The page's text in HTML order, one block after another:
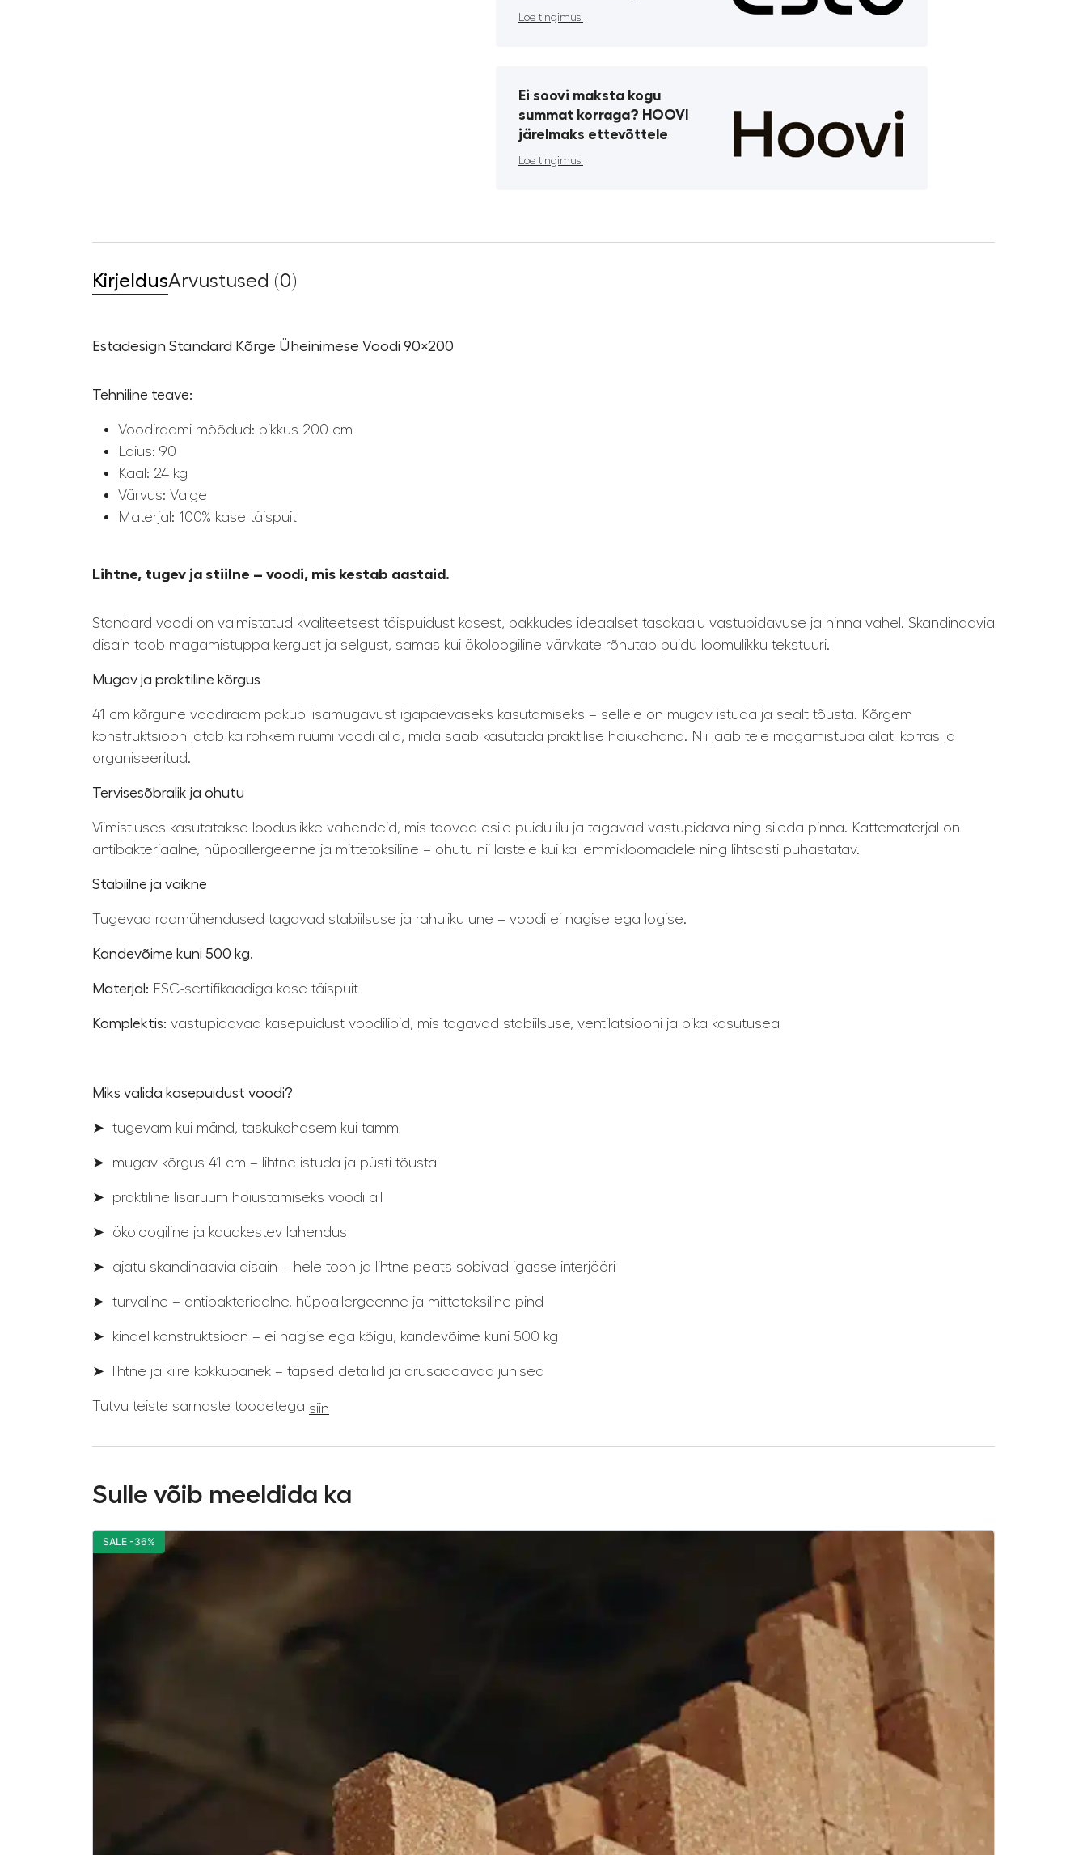
Loe tingimusi
Ei soovi maksta kogu
summat korraga? HOOVI
järelmaks ettevõttele
Loe tingimusi
KirjeldusArvustused (0)
Estadesign Standard Kõrge Üheinimese Voodi 90×200
Tehniline teave:
Voodiraami mõõdud: pikkus 200 cm
Laius: 90
Kaal: 24 kg
Värvus: Valge
Materjal: 100% kase täispuit
Lihtne, tugev ja stiilne – voodi, mis kestab aastaid.
Standard voodi on valmistatud kvaliteetsest täispuidust kasest, pakkudes ideaalset tasakaalu vastupidavuse ja hinna vahel. Skandinaavia
disain toob magamistuppa kergust ja selgust, samas kui ökoloogiline värvkate rõhutab puidu loomulikku tekstuuri.
Mugav ja praktiline kõrgus
41 cm kõrgune voodiraam pakub lisamugavust igapäevaseks kasutamiseks – sellele on mugav istuda ja sealt tõusta. Kõrgem
konstruktsioon jätab ka rohkem ruumi voodi alla, mida saab kasutada praktilise hoiukohana. Nii jääb teie magamistuba alati korras ja
organiseeritud.
Tervisesõbralik ja ohutu
Viimistluses kasutatakse looduslikke vahendeid, mis toovad esile puidu ilu ja tagavad vastupidava ning sileda pinna. Kattematerjal on
antibakteriaalne, hüpoallergeenne ja mittetoksiline – ohutu nii lastele kui ka lemmikloomadele ning lihtsasti puhastatav.
Stabiilne ja vaikne
Tugevad raamühendused tagavad stabiilsuse ja rahuliku une – voodi ei nagise ega logise.
Kandevõime kuni 500 kg.
Materjal: FSC-sertifikaadiga kase täispuit
Komplektis: vastupidavad kasepuidust voodilipid, mis tagavad stabiilsuse, ventilatsiooni ja pika kasutusea
Miks valida kasepuidust voodi?
➤ tugevam kui mänd, taskukohasem kui tamm
➤ mugav kõrgus 41 cm – lihtne istuda ja püsti tõusta
➤ praktiline lisaruum hoiustamiseks voodi all
➤ ökoloogiline ja kauakestev lahendus
➤ ajatu skandinaavia disain – hele toon ja lihtne peats sobivad igasse interjööri
➤ turvaline – antibakteriaalne, hüpoallergeenne ja mittetoksiline pind
➤ kindel konstruktsioon – ei nagise ega kõigu, kandevõime kuni 500 kg
➤ lihtne ja kiire kokkupanek – täpsed detailid ja arusaadavad juhised
Tutvu teiste sarnaste toodetega siin
Sulle võib meeldida ka
SALE -36%